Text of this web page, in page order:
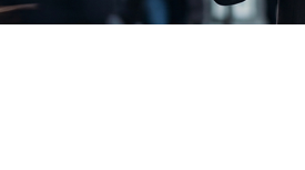
für: iwoca